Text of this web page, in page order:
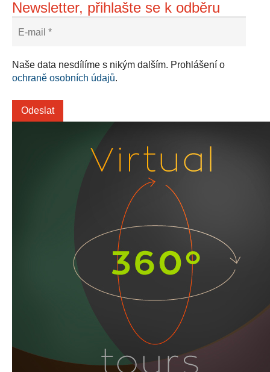
Newsletter, přihlašte se k odběru
Naše data nesdílíme s nikým dalším. Prohlášení o
ochraně osobních údajů.